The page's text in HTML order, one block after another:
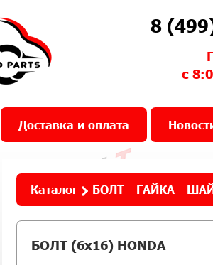
8
с
Доставка и оплата
Каталог БОЛТ - ГАЙКА -
БОЛТ (6х16) HONDA